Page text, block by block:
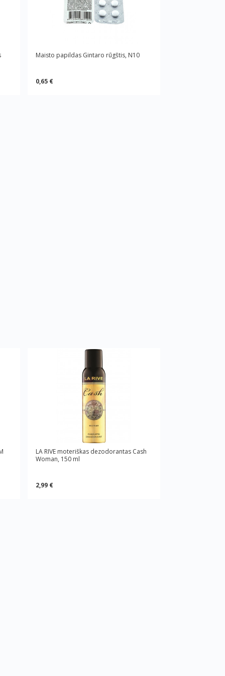
Maisto papildas Gintaro rūgštis, N10
0,65 €
LA RIVE moteriškas dezodorantas Cash
Woman, 150 ml
2,99 €